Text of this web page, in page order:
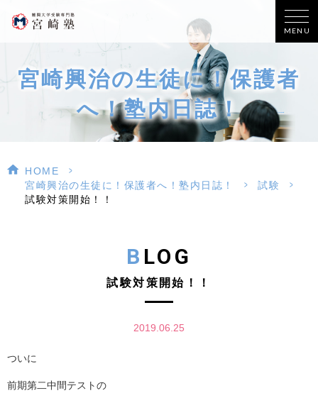
MENU
宮崎興治の生徒に！保護者
へ！塾内日誌！
HOME
>
宮崎興治の生徒に！保護者へ！塾内日誌！
> 試験
>
試験対策開始！！
BLOG
試験対策開始！！
2019.06.25
ついに
前期第二中間テストの